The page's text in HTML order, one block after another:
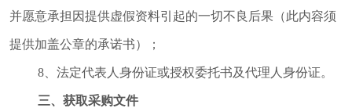
并愿意承担因提供虚假资料引起的一切不良后果（此内容须
提供加盖公章的承诺书）；
8、法定代表人身份证或授权委托书及代理人身份证。
三、获取采购文件